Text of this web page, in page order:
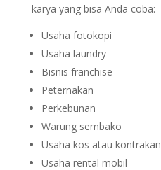
karya yang bisa Anda coba:
Usaha fotokopi
Usaha laundry
Bisnis franchise
Peternakan
Perkebunan
Warung sembako
Usaha kos atau kontrakan
Usaha rental mobil